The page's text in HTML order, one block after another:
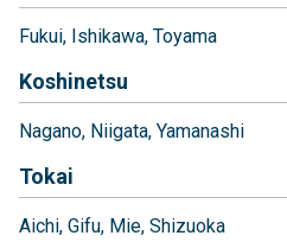
Fukui Ishikawa Toyama
Koshinetsu
Nagano Niigata Yamanashi
Tokai
Aichi Gifu Mie Shizuoka